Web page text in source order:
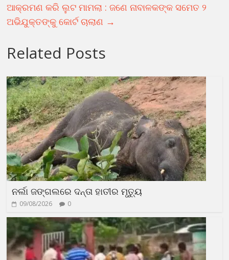
ଆକ୍ରମଣ କରି ଲୁଟ ମାମଲା : ଜଣେ ନାବାଳକଙ୍କ ସମେତ ୨
ଅଭିଯୁକ୍ତଙ୍କୁ କୋର୍ଟ ଚାଲାଣ →
Related Posts
ନର୍ଲା ଜଙ୍ଗଲରେ ଦନ୍ତା ହାତୀର ମୃତ୍ୟୁ
09/08/2026 0